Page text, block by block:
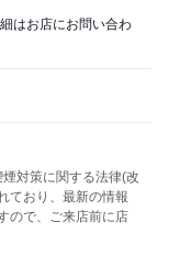
はお店にお問い合わ
対策に関する法律(改
ており、最新の情報
ので、ご来店前に店